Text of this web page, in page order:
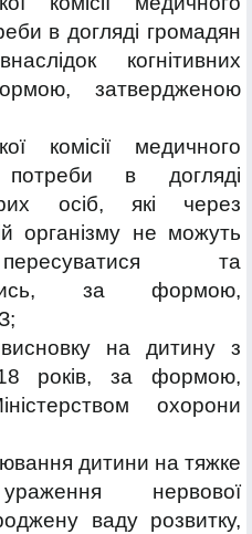
в догляді громадян
когнітивних
затвердженою
комісії медичного
в догляді
осіб, які через
організму не можуть
та
за формою,
на дитину з
18 років, за формою,
охорони
дитини на тяжке
нервової
ваду розвитку,